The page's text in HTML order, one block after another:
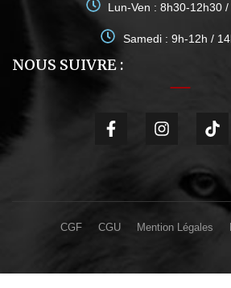
Lun-Ven : 8h30-12h30
Samedi : 9h-12h /
NOUS SUIVRE :
CGF CGU Mention Légales